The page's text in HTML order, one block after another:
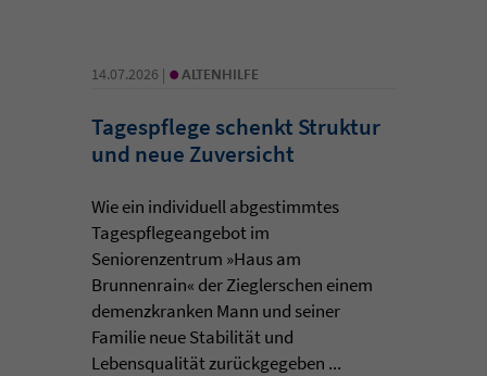
14.07.2026 | • ALTENHILFE
Tagespflege schenkt Struktur
und neue Zuversicht
Wie ein individuell abgestimmtes
Tagespflegeangebot im
Seniorenzentrum »Haus am
Brunnenrain« der Zieglerschen einem
demenzkranken Mann und seiner
Familie neue Stabilität und
Lebensqualität zurückgegeben ...